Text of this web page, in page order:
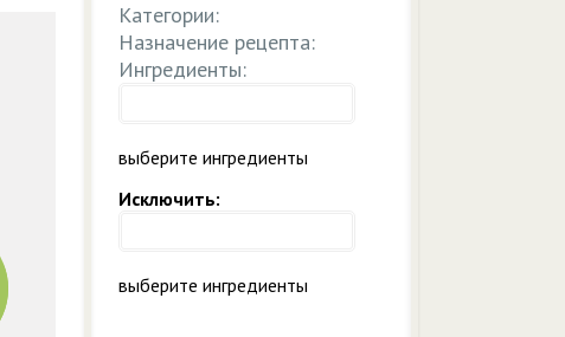
Категории:
Назначение рецепта:
Ингредиенты:
выберите ингредиенты
Исключить:
выберите ингредиенты